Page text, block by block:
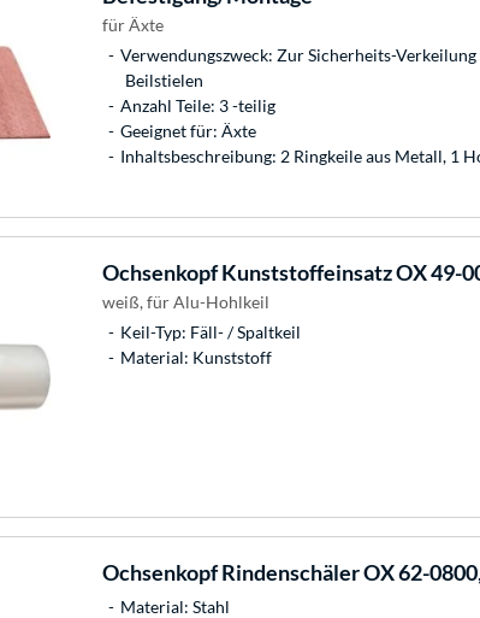
für Äxte
Verwendungszweck: Zur Sicherheits-
Beilstielen
Anzahl Teile: 3 -teilig
Geeignet für: Äxte
Inhaltsbeschreibung: 2 Ringkeile aus Metall, 1
OchsenkopfKunststoffeinsatz OX 49-
weiß, für Alu-Hohlkeil
Keil-Typ: Fäll- / Spaltkeil
Material: Kunststoff
OchsenkopfRindenschäler OX 62-
Material: Stahl